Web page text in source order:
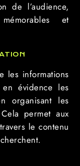
de l’audience,
et
les informations
évidence les
organisant les
permet aux
le contenu